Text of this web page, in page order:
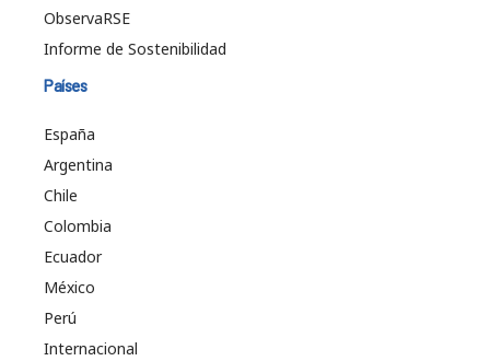
ObservaRSE
Informe de Sostenibilidad
Países
España
Argentina
Chile
Colombia
Ecuador
México
Perú
Internacional